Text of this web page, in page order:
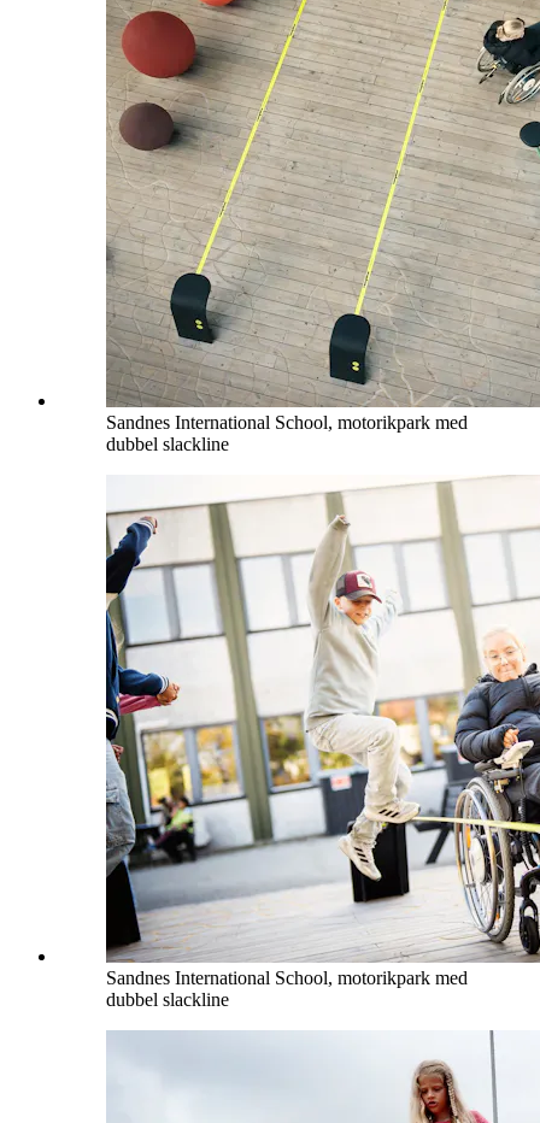
Sandnes International School, motorikpark med
dubbel slackline
Sandnes International School, motorikpark med
dubbel slackline